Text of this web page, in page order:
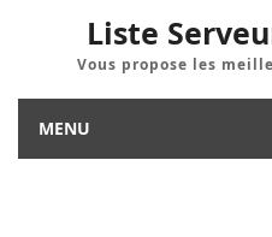
Liste
Vous propose les
MENU